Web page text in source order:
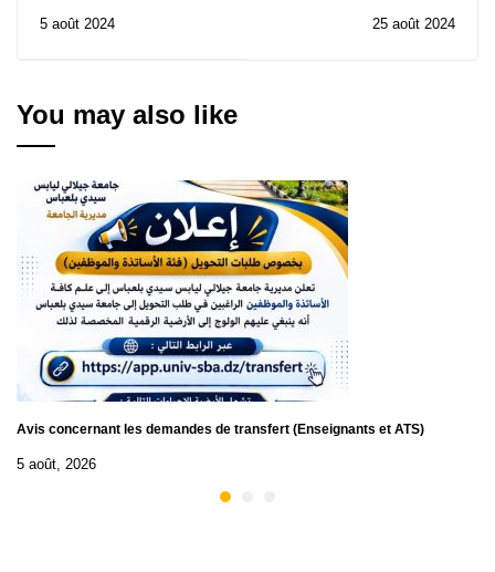
Liabes, Sidi Bel Abbes
5 août 2024 25 août 2024
You may also like
Avis concernant les demandes de transfert (Enseignants et ATS)
5 août, 2026